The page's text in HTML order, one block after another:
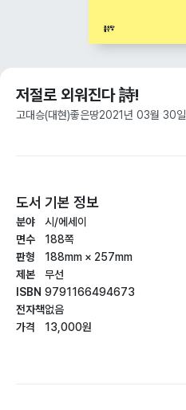
저절로 외워진다 詩!
고대승(대현)좋은땅2021년 03월 30일
도서 기본 정보
분야
면수
판형
제본
ISBN
전자책
가격
시/에세이
188쪽
188mm × 257mm
무선
9791166494673
없음
13,000원